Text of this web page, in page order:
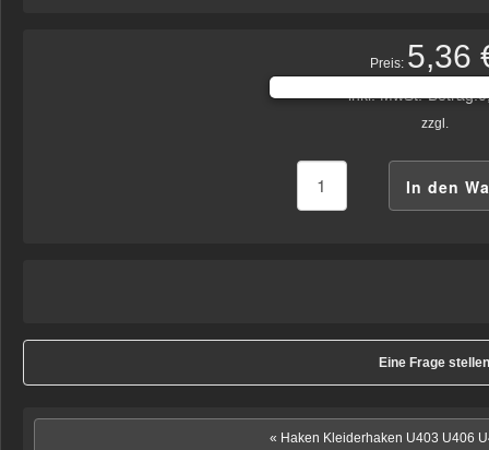
Preis: 5,36
inkl. MwSt.-Betrag:
zzgl.
Eine Frage
« Haken Kleiderhaken U403 U406